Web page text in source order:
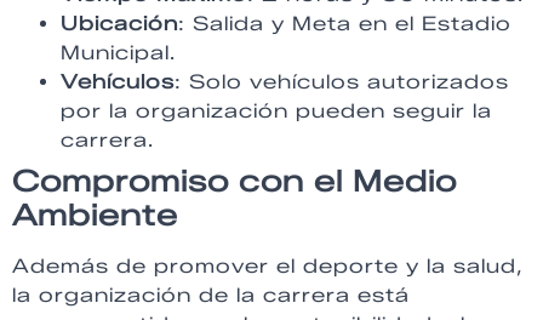
Ubicación: Salida y Meta en el Estadio
Municipal.
Vehículos: Solo vehículos autorizados
por la organización pueden seguir la
carrera.
Compromiso con el Medio
Ambiente
Además de promover el deporte y la salud,
la organización de la carrera está